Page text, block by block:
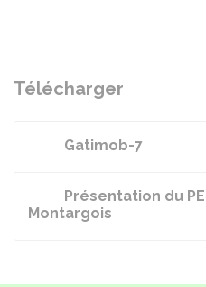
Télécharger
Gatimob-7
Présentation du
Montargois